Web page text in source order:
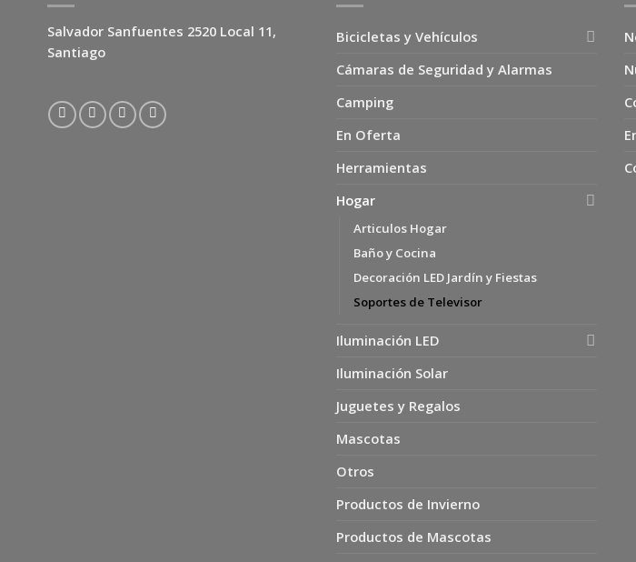
Salvador Sanfuentes 2520 Local 11,
Santiago
Bicicletas y Vehículos
Cámaras de Seguridad y Alarmas
Camping
En Oferta
Herramientas
Hogar
Articulos Hogar
Baño y Cocina
Decoración LED Jardín y Fiestas
Soportes de Televisor
Iluminación LED
Iluminación Solar
Juguetes y Regalos
Mascotas
Otros
Productos de Invierno
Productos de Mascotas